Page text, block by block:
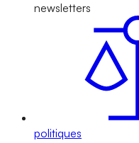
newsletters
politiques